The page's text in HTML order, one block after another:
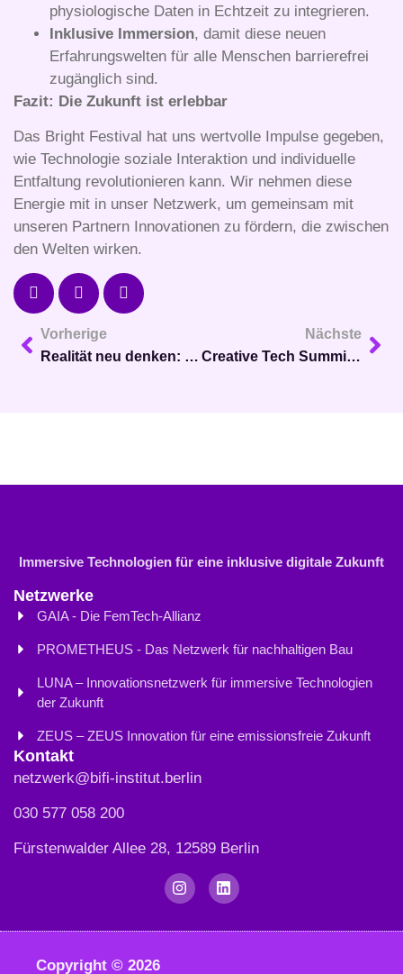
physiologische Daten in Echtzeit zu integrieren.
Inklusive Immersion, damit diese neuen
Erfahrungswelten für alle Menschen barrierefrei
zugänglich sind.
Fazit: Die Zukunft ist erlebbar
Das Bright Festival hat uns wertvolle Impulse gegeben,
wie Technologie soziale Interaktion und individuelle
Entfaltung revolutionieren kann. Wir nehmen diese
Energie mit in unser Netzwerk, um gemeinsam mit
unseren Partnern Innovationen zu fördern, die zwischen
den Welten wirken.
Vorherige
Realität neu denken: Der erfolgreiche Launch des Innovationsnetzwerks LUNA
Nächste
Creative Tech Summit 2025: Wo Code, Konzept und Kultur eine gemeinsame Sprache finden
Immersive Technologien für eine inklusive digitale Zukunft
Netzwerke
GAIA - Die FemTech-Allianz
PROMETHEUS - Das Netzwerk für nachhaltigen Bau
LUNA – Innovationsnetzwerk für immersive Technologien
der Zukunft
ZEUS – ZEUS Innovation für eine emissionsfreie Zukunft
Kontakt
netzwerk@bifi-institut.berlin
030 577 058 200
Fürstenwalder Allee 28, 12589 Berlin
Copyright © 2026